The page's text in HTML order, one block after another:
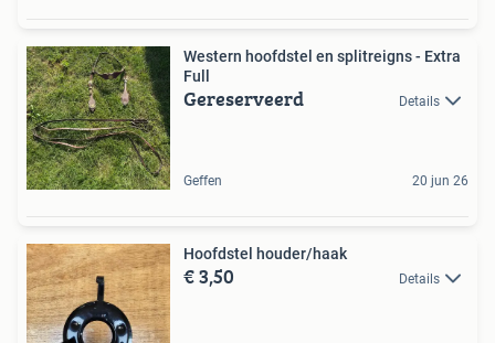
Western hoofdstel en splitreigns - Extra
Full
Gereserveerd Details
Geffen 20 jun 26
Hoofdstel houder/haak
€ 3,50 Details